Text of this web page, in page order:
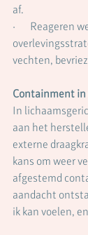
af.
·
vechten,
Containment
In
aan het
externe
kans om weer
afgestemd
aandacht
ik kan voelen,